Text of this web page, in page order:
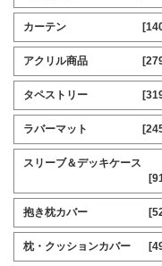
カーテン
アクリル商品
タペストリー
ラバーマット
スリーブ＆デッキケース
抱き枕カバー
枕・クッションカバー